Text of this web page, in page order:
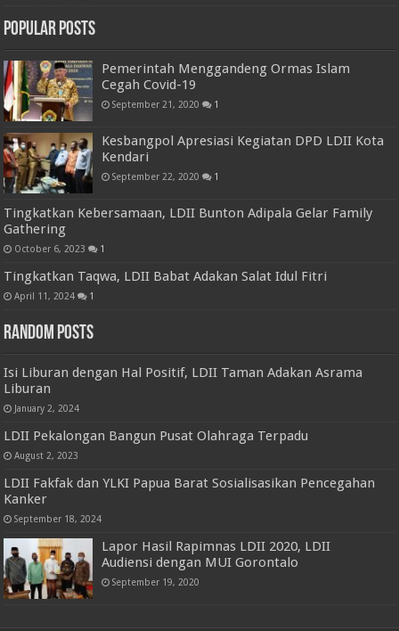
Popular Posts
Pemerintah Menggandeng Ormas Islam
Cegah Covid-19
September 21, 2020 1
Kesbangpol Apresiasi Kegiatan DPD LDII Kota
Kendari
September 22, 2020 1
Tingkatkan Kebersamaan, LDII Bunton Adipala Gelar Family
Gathering
October 6, 2023 1
Tingkatkan Taqwa, LDII Babat Adakan Salat Idul Fitri
April 11, 2024 1
Random Posts
Isi Liburan dengan Hal Positif, LDII Taman Adakan Asrama
Liburan
January 2, 2024
LDII Pekalongan Bangun Pusat Olahraga Terpadu
August 2, 2023
LDII Fakfak dan YLKI Papua Barat Sosialisasikan Pencegahan
Kanker
September 18, 2024
Lapor Hasil Rapimnas LDII 2020, LDII
Audiensi dengan MUI Gorontalo
September 19, 2020